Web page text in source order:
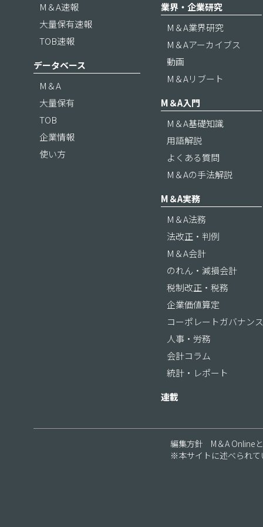
M＆A速報
大量保有速報
TOB速報
データベース
M＆A
大量保有
TOB
企業情報
使い方
業界・企業研究
M＆A業界研究
M＆Aアーカイブス
動画
M＆Aリブート
M＆A入門
M＆A基礎知識
用語解説
よくある質問
M＆Aの手法解説
M＆A実務
M＆A法務
法改正・判例
M＆A会計
のれん・減損会計
税制改正・税務
企業価値算定
コーポレートガバナンス
人事・労務
会計コラム
統計・レポート
連載
編集方針 M＆A Online
※本サイトに述べられて